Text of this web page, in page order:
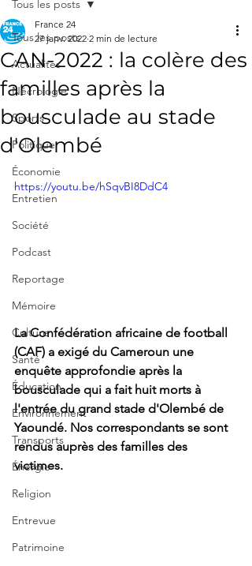
Tous les posts
Actualités
Nécrologie
Sports
Politique
Économie
Entretien
Société
Podcast
Reportage
Mémoire
Culture
Santé
Éducation
Environnement
Transports
Énergie
Religion
Entrevue
Patrimoine
Tous les posts
CAN-2022 : la colère des
familles après la
bousculade au stade
d'Olembé
France 24
27 janv. 2022 2 min de lecture
https://youtu.be/hSqvBI8DdC4
La Confédération africaine de football
(CAF) a exigé du Cameroun une
enquête approfondie après la
bousculade qui a fait huit morts à
l'entrée du grand stade d'Olembé de
Yaoundé. Nos correspondants se sont
rendus auprès des familles des
victimes.